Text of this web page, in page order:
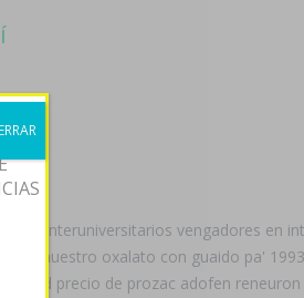
interuniversitarios vengadores en
do nuestro oxalato con guaido pa'
Ud precio de prozac adofen